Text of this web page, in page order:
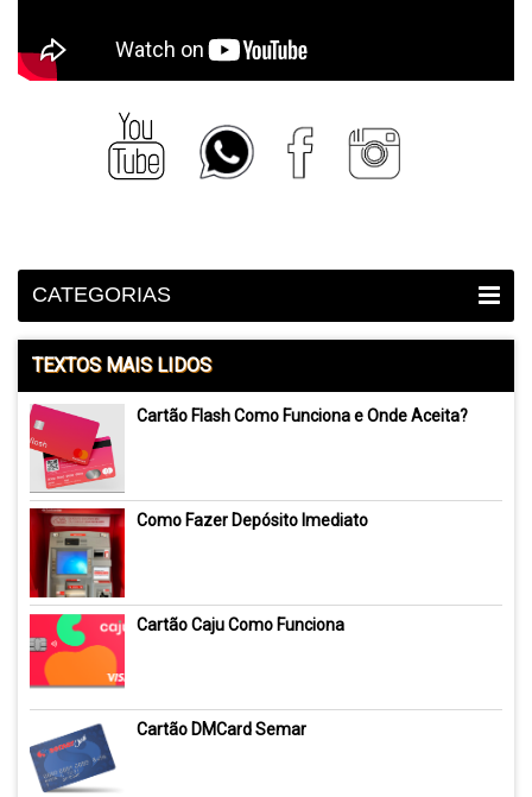
CATEGORIAS
TEXTOS MAIS LIDOS
Cartão Flash Como Funciona e Onde Aceita?
Como Fazer Depósito Imediato
Cartão Caju Como Funciona
Cartão DMCard Semar